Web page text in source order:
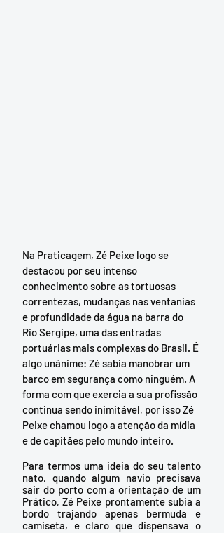
Na Praticagem, Zé Peixe logo se
destacou por seu intenso
conhecimento sobre as tortuosas
correntezas, mudanças nas ventanias
e profundidade da água na barra do
Rio Sergipe, uma das entradas
portuárias mais complexas do Brasil. É
algo unânime: Zé sabia manobrar um
barco em segurança como ninguém. A
forma com que exercia a sua profissão
continua sendo inimitável, por isso Zé
Peixe chamou logo a atenção da mídia
e de capitães pelo mundo inteiro.
Para termos uma ideia do seu talento
nato, quando algum navio precisava
sair do porto com a orientação de um
Prático, Zé Peixe prontamente subia a
bordo trajando apenas bermuda e
camiseta, e claro que dispensava o